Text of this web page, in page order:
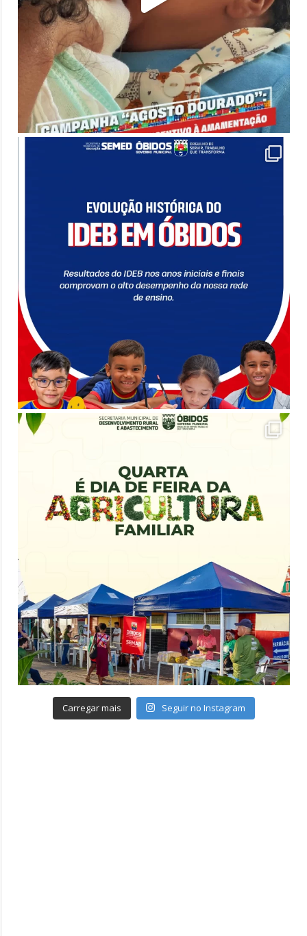
Carregar mais Seguir no Instagram